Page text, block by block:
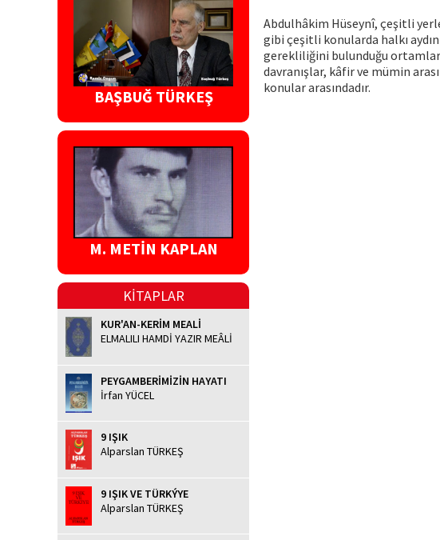
BAŞBUĞ TÜRKEŞ
M. METİN KAPLAN
KİTAPLAR
KUR'AN-KERİM MEALİ
ELMALILI HAMDİ YAZIR MEÂLİ
PEYGAMBERİMİZİN HAYATI
İrfan YÜCEL
9 IŞIK
Alparslan TÜRKEŞ
9 IŞIK VE TÜRKÝYE
Alparslan TÜRKEŞ
Abdulhâkim Hüseynî, çeşitli
gibi çeşitli konularda halkı
gerekliliğini bulunduğu
davranışlar, kâfir ve mümin
konular arasındadır.